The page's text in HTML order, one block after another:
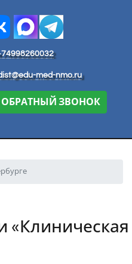
med-nmo.ru
ОБРАТНЫЙ ЗВОНОК